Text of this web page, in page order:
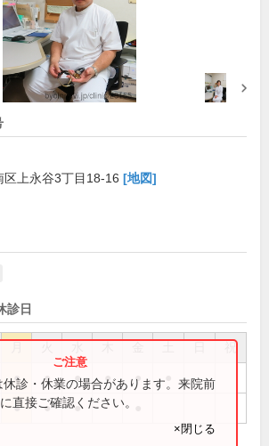
上永谷3丁目18-16 [地図]
診日
祝
● ● ● ● ●
● ● ●
診・休業の場合があります。来院前
直接ご確認ください。
×閉じる